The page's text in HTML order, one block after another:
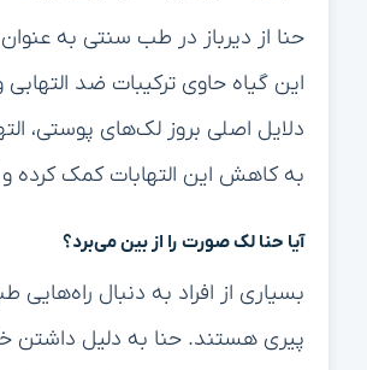
حنا از دیرباز در طب سنتی به
این گیاه حاوی ترکیبات ضد
دلایل اصلی بروز لک‌های پوستی،
به کاهش این التهابات کمک کرده و
آیا حنا لک صورت را از بین می‌برد؟
بسیاری از افراد به دنبال
پیری هستند. حنا به دلیل داشتن